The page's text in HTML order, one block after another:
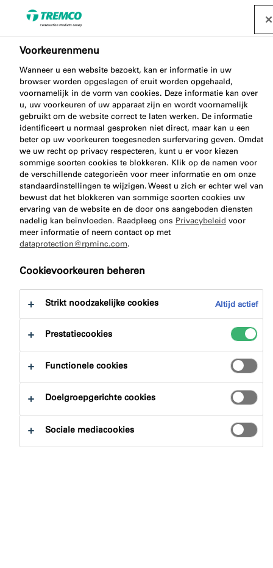
Ik ben een architect of
opdrachtgever...
Tremco CPG helpt architecten, voorschrijvers en
opdrachtgevers bij het complexe bouw- en
specificatieproces. Ook bieden we een BIM-
bibliotheek en andere digitale tools aan ter
ondersteuning.
Waarom kiezen voor illbruck?
Het productmerk illbruck is een van de merken die
onderdeel uitmaakt een familie bouwproductmerken
van Tremco CPG. Architecten, opdrachtgevers of
vastgoedbeheerders kunnen rekenen op toegang tot
producten en technische knowhow voor diverse zijden
van de gebouwschil. De experts en bouwkundig
adviseurs van Tremco CPG staan voor je klaar met
ondersteuning bij specificatie, totaaloplossingen en
meer.
Voorkeurenmenu
Wanneer u een website bezoekt, kan er informatie in uw
browser worden opgeslagen of eruit worden opgehaald,
voornamelijk in de vorm van cookies. Deze informatie kan over
u, uw voorkeuren of uw apparaat zijn en wordt voornamelijk
gebruikt om de website correct te laten werken. De informatie
identificeert u normaal gesproken niet direct, maar kan u een
beter op uw voorkeuren toegesneden surfervaring geven. Omdat
we uw recht op privacy respecteren, kunt u er voor kiezen
sommige soorten cookies te blokkeren. Klik op de namen voor
de verschillende categorieën voor meer informatie en om onze
standaardinstellingen te wijzigen. Weest u zich er echter wel van
bewust dat het blokkeren van sommige soorten cookies uw
ervaring van de website en de door ons aangeboden diensten
nadelig kan beïnvloeden. Raadpleeg ons Privacybeleid voor
meer informatie of neem contact op met
dataprotection@rpminc.com.
Cookievoorkeuren beheren
Strikt noodzakelijke cookies Altijd actief
Prestatiecookies
Functionele cookies
Doelgroepgerichte cookies
Sociale mediacookies